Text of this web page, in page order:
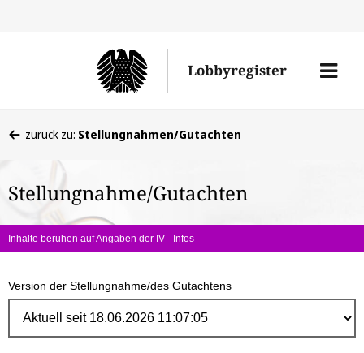
Lobbyregister
Menü
befinden
hier:
zurück zu: Stellungnahmen/Gutachten
Stellungnahme/Gutachten
Inhalte beruhen auf Angaben der IV - Infos
Version der Stellungnahme/des Gutachtens